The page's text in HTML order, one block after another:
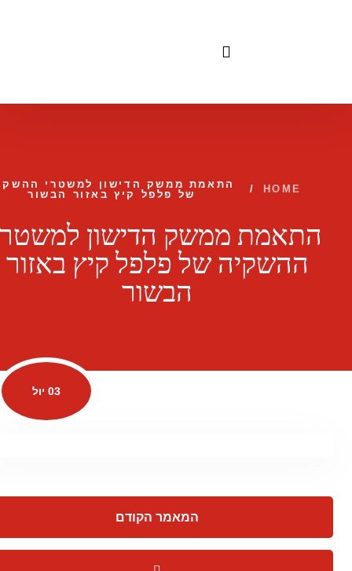
HOME
/
התאמת ממשק הדישון למשטרי
של פלפל קיץ באזור הבשור
התאמת ממשק הדישון
ההשקיה של פלפל קיץ באזור
הבשור
03 יול
המאמר הקודם